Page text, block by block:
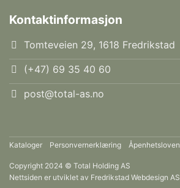
Kontaktinformasjon
Tomteveien 29, 1618 Fredrikstad
(+47) 69 35 40 60
post@total-as.no
Kataloger Personvernerklæring Åpenhetsloven
Copyright 2024 © Total Holding AS
Nettsiden er utviklet av Fredrikstad Webdesign AS